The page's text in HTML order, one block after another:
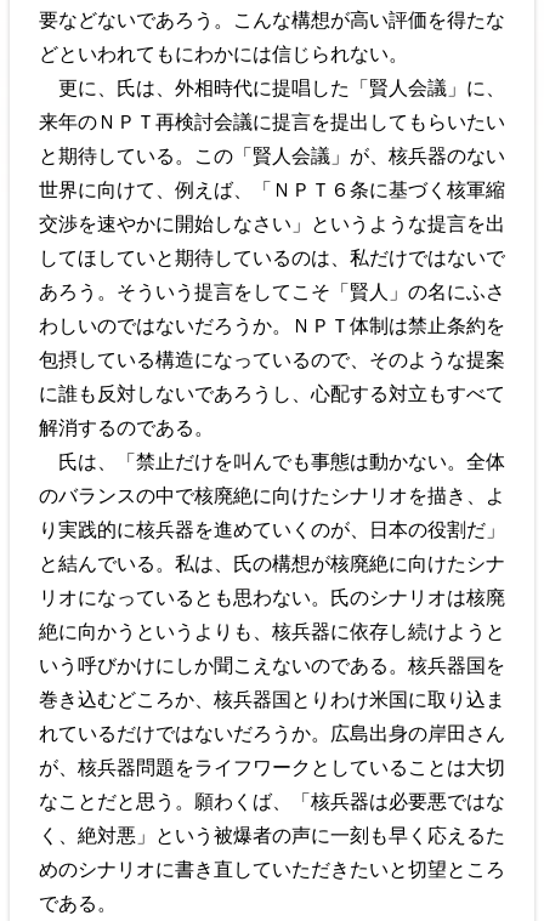
要などないであろう。こんな構想が高い評価を得たな
どといわれてもにわかには信じられない。
更に、氏は、外相時代に提唱した「賢人会議」に、
来年のＮＰＴ再検討会議に提言を提出してもらいたい
と期待している。この「賢人会議」が、核兵器のない
世界に向けて、例えば、「ＮＰＴ６条に基づく核軍縮
交渉を速やかに開始しなさい」というような提言を出
してほしていと期待しているのは、私だけではないで
あろう。そういう提言をしてこそ「賢人」の名にふさ
わしいのではないだろうか。ＮＰＴ体制は禁止条約を
包摂している構造になっているので、そのような提案
に誰も反対しないであろうし、心配する対立もすべて
解消するのである。
氏は、「禁止だけを叫んでも事態は動かない。全体
のバランスの中で核廃絶に向けたシナリオを描き、よ
り実践的に核兵器を進めていくのが、日本の役割だ」
と結んでいる。私は、氏の構想が核廃絶に向けたシナ
リオになっているとも思わない。氏のシナリオは核廃
絶に向かうというよりも、核兵器に依存し続けようと
いう呼びかけにしか聞こえないのである。核兵器国を
巻き込むどころか、核兵器国とりわけ米国に取り込ま
れているだけではないだろうか。広島出身の岸田さん
が、核兵器問題をライフワークとしていることは大切
なことだと思う。願わくば、「核兵器は必要悪ではな
く、絶対悪」という被爆者の声に一刻も早く応えるた
めのシナリオに書き直していただきたいと切望ところ
である。